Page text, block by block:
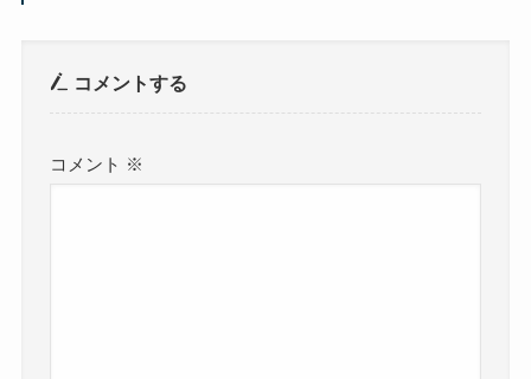
コメントする
コメント ※